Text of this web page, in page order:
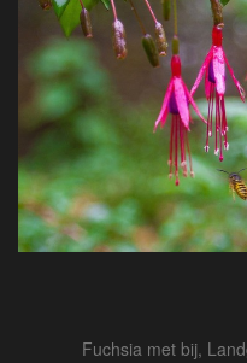
Fuchsia met bij,